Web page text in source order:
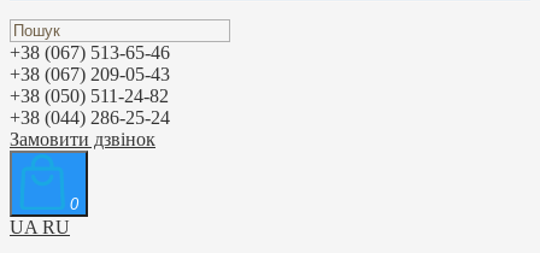
+38 (067) 513-65-46
+38 (067) 209-05-43
+38 (050) 511-24-82
+38 (044) 286-25-24
Замовити дзвінок
0
UA RU